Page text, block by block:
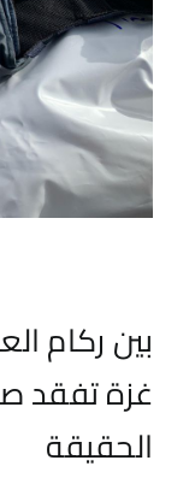
بين ركام
غزة تفقد
الحقيقة